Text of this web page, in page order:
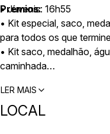
• Juvenis: 16h55
Prémios:
• Kit especial, saco,
para todos os que
• Kit saco, medalhão,
caminhada
masculinos e femininos:
• Prémios monetários
LER MAIS
LOCAL